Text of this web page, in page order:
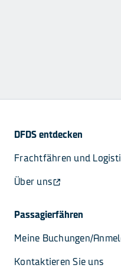
DFDS entdecken
Frachtfähren und
Über uns
Passagierfähren
Meine Buchungen/
Kontaktieren Sie uns